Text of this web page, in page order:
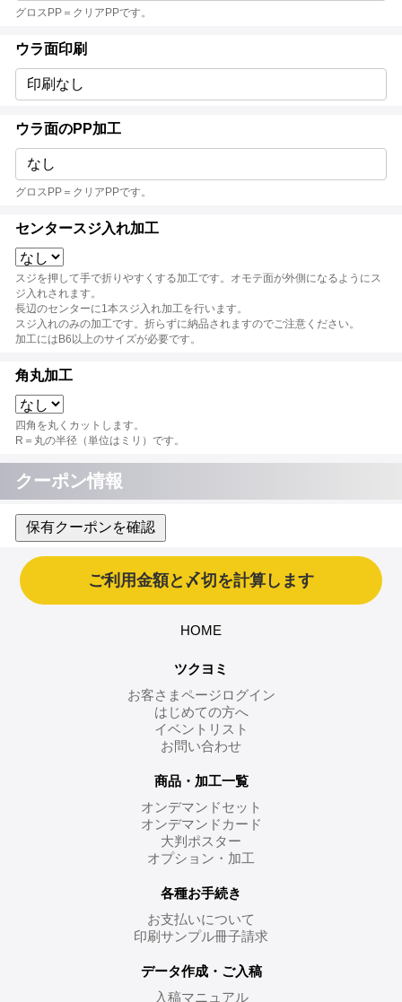
グロスPP＝クリアPPです。
ウラ面印刷
印刷なし
ウラ面のPP加工
なし
グロスPP＝クリアPPです。
センタースジ入れ加工
スジを押して手で折りやすくする加工です。オモテ面が外側になるようにス
ジ入れされます。
長辺のセンターに1本スジ入れ加工を行います。
スジ入れのみの加工です。折らずに納品されますのでご注意ください。
加工にはB6以上のサイズが必要です。
角丸加工
四角を丸くカットします。
R＝丸の半径（単位はミリ）です。
クーポン情報
保有クーポンを確認
HOME
ツクヨミ
お客さまページログイン
はじめての方へ
イベントリスト
お問い合わせ
商品・加工一覧
オンデマンドセット
オンデマンドカード
大判ポスター
オプション・加工
各種お手続き
お支払いについて
印刷サンプル冊子請求
データ作成・ご入稿
入稿マニュアル